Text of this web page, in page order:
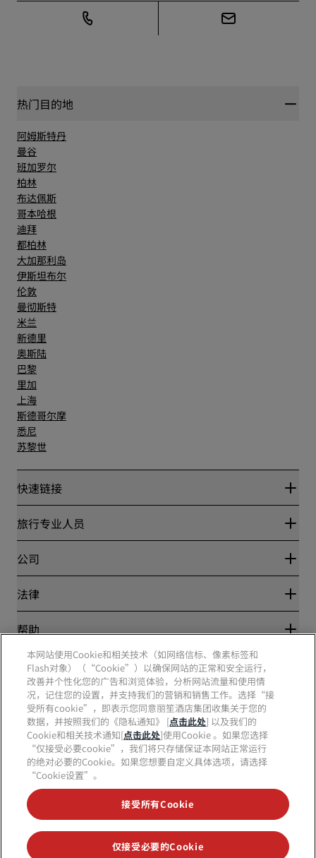
热门目的地
阿姆斯特丹
曼谷
班加罗尔
柏林
布达佩斯
哥本哈根
迪拜
都柏林
大加那利岛
伊斯坦布尔
伦敦
曼彻斯特
米兰
新德里
奥斯陆
巴黎
里加
上海
斯德哥尔摩
悉尼
苏黎世
快速链接
丽赏会
Blog
目的地
丽笙酒店集团APP
体育认证酒店
家庭友好型酒店
旅行专业人员
合作伙伴
公司
丽笙酒店集团
工作机会 RHG
工作机会 PPHE
工作机会 EHL
The Club by RHG
发展机会
责任经营
采购
法律
隐私中心
丽赏会条款和条件
网站使用协议
数字无障碍
现代奴隶制声明
帮助
消费者警示
联系方式
常见问题
网站地图
社交媒体
丽笙酒店集团品牌
不再错失我们最受欢迎的酒店优惠
本网站使用Cookie和相关技术（如网络信标、像素标签和
Flash对象）（“Cookie”）以确保网站的正常和安全运行，
改善并个性化您的广告和浏览体验，分析网站流量和使用情
况，记住您的设置，并支持我们的营销和销售工作。选择“接
受所有cookie”，即表示您同意丽笙酒店集团收集关于您的
数据，并按照我们的《隐私通知》 [点击此处] 以及我们的
Cookie和相关技术通知[点击此处]使用Cookie 。如果您选择
“仅接受必要cookie”，我们将只存储保证本网站正常运行
的绝对必要的Cookie。如果您想要自定义具体选项，请选择
“Cookie设置”。
接受所有Cookie
仅接受必要的Cookie